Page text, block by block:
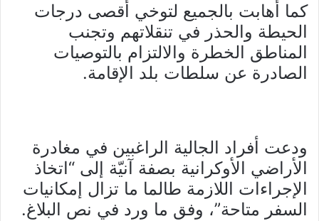
كما أهابت بالجميع لتوخي أقصى درجات
الحيطة والحذر في تنقلاتهم وتجنب
المناطق الخطرة والالتزام بالتوصيات
الصادرة عن سلطات بلد الإقامة.
ودعت أفراد الجالية الراغبين في مغادرة
الأراضي الأوكرانية بصفة آنيّة إلى “اتخاذ
الإجراءات اللازمة طالما ما تزال إمكانيات
السفر متاحة”، وفق ما ورد في نص البلاغ.